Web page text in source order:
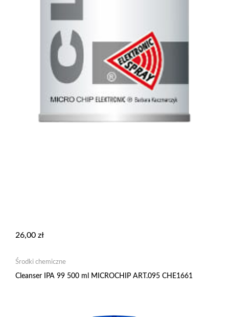
26,00 zł
Środki chemiczne
Cleanser IPA 99 500 ml MICROCHIP ART.095 CHE1661